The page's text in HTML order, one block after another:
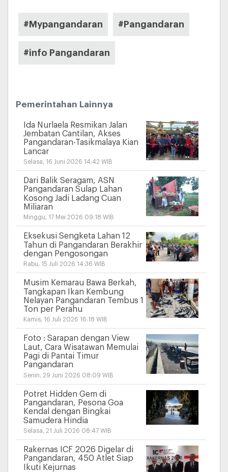
#Mypangandaran #Pangandaran
#info Pangandaran
Pemerintahan Lainnya
Ida Nurlaela Resmikan Jalan
Jembatan Cantilan, Akses
Pangandaran-Tasikmalaya Kian
Lancar
Selasa, 16 Juni 2026 14:42 WIB
Dari Balik Seragam, ASN
Pangandaran Sulap Lahan
Kosong Jadi Ladang Cuan
Miliaran
Minggu, 17 Mei 2026 09:18 WIB
Eksekusi Sengketa Lahan 12
Tahun di Pangandaran Berakhir
dengan Pengosongan
Rabu, 15 Juli 2026 14:36 WIB
Musim Kemarau Bawa Berkah,
Tangkapan Ikan Kembung
Nelayan Pangandaran Tembus 1
Ton per Perahu
Kamis, 16 Juli 2026 16:18 WIB
Foto : Sarapan dengan View
Laut, Cara Wisatawan Memulai
Pagi di Pantai Timur
Pangandaran
Senin, 29 Juni 2026 08:09 WIB
Potret Hidden Gem di
Pangandaran, Pesona Goa
Kendal dengan Bingkai
Samudera Hindia
Selasa, 21 Juli 2026 08:47 WIB
Rakernas ICF 2026 Digelar di
Pangandaran, 450 Atlet Siap
Ikuti Kejurnas